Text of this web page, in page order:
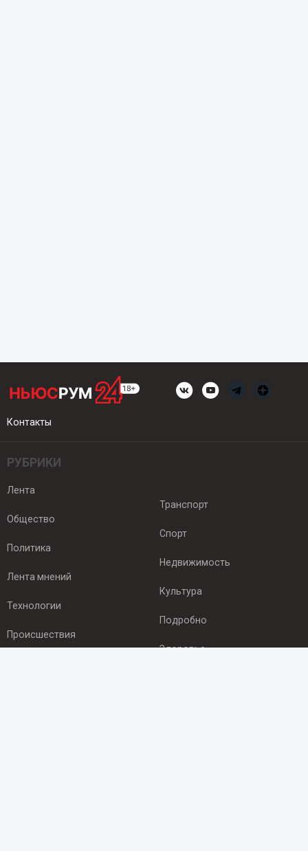
Контакты
РУБРИКИ
Лента
Общество
Политика
Лента мнений
Технологии
Происшествия
Транспорт
Спорт
Недвижимость
Культура
Подробно
Здоровье